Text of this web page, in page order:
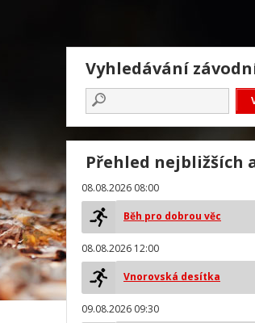
Vyhledávání
Přehled nejbližších
08.08.2026 08:00
Běh pro dobrou věc
08.08.2026 12:00
Vnorovská desítka
09.08.2026 09:30